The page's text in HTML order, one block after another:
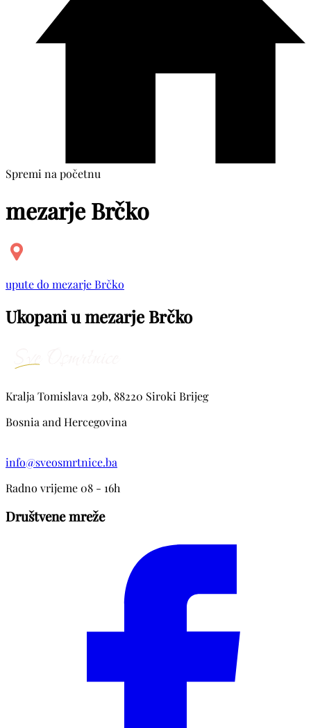
Spremi na početnu
mezarje Brčko
upute do mezarje Brčko
Ukopani u mezarje Brčko
Kralja Tomislava 29b, 88220 Siroki Brijeg
Bosnia and Hercegovina
info@sveosmrtnice.ba
Radno vrijeme 08 - 16h
Društvene mreže